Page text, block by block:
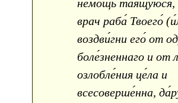
не́мощь тая́щуюся,
врач раба́ Твоего́
воздви́гни его́ от
боле́зненнаго и от
озлобле́ния це́ла и
всесоверше́нна,